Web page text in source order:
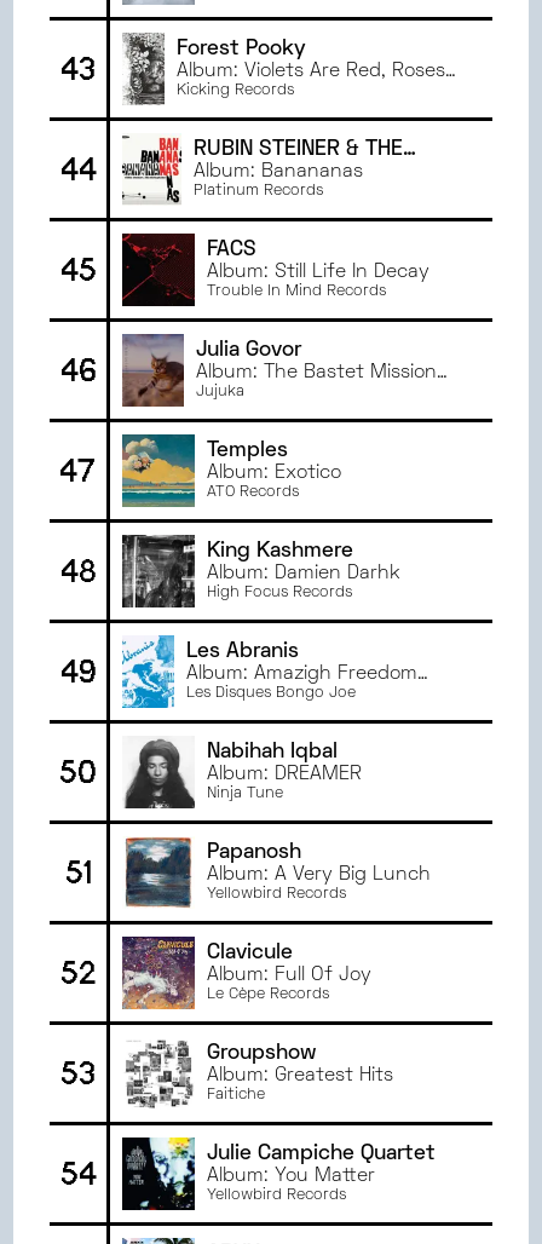
43
Forest Pooky
Album: Violets Are Red, Roses
Are Blue And Dichotomy
Kicking Records
44
RUBIN STEINER & THE
DICTAPHONE
Album: Banananas
Platinum Records
45
FACS
Album: Still Life In Decay
Trouble In Mind Records
46
Julia Govor
Album: The Bastet Mission
Remixes
Jujuka
47
Temples
Album: Exotico
ATO Records
48
King Kashmere
Album: Damien Darhk
High Focus Records
49
Les Abranis
Album: Amazigh Freedom
Rock 1973 – 1983
Les Disques Bongo Joe
50
Nabihah Iqbal
Album: DREAMER
Ninja Tune
51
Papanosh
Album: A Very Big Lunch
Yellowbird Records
52
Clavicule
Album: Full Of Joy
Le Cèpe Records
53
Groupshow
Album: Greatest Hits
Faitiche
54
Julie Campiche Quartet
Album: You Matter
Yellowbird Records